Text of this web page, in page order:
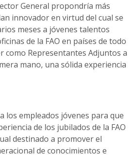
General propondría más
innovador en virtud del cual se
meses a jóvenes talentos
de la FAO en países de todo
como Representantes Adjuntos a
mano, una sólida experiencia
los empleados jóvenes para que
de los jubilados de la FAO
destinado a promover el
de conocimientos e